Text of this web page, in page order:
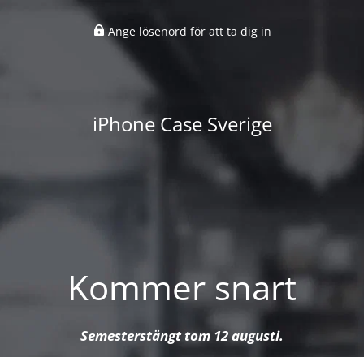
Ange lösenord för att ta dig in
iPhone Case Sverige
Kommer snart
Semesterstängt tom 12 augusti.